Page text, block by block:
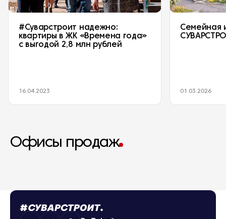
#Суварстроит надежно:
квартиры в ЖК «Времена года»
с выгодой 2,8 млн рублей
16.04.2023
Семейная
01.03.2026
Офисы продаж